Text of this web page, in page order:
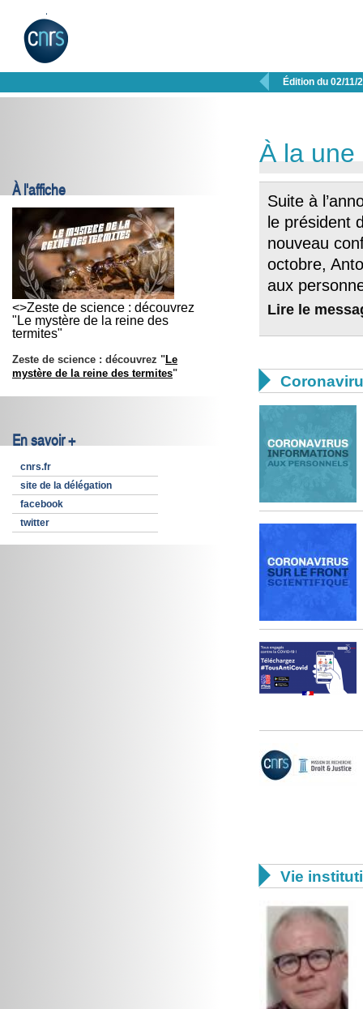
 Édition du 02/11/
À l'affiche
<>Zeste de science : découvrez
"Le mystère de la reine des
termites"
Zeste de science : découvrez "Le
mystère de la reine des termites"
En savoir +
cnrs.fr
site de la délégation
facebook
twitter
À la une
Suite à
le président
nouveau
octobre,
aux
Lire le

 Vie